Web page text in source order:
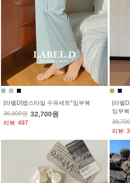
[라벨D]랩스타일 수유세트*임부복
36,800원 32,700원
리뷰: 497
[라벨
임부복
리뷰: